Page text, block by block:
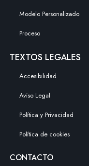
Modelo Personalizado
Proceso
TEXTOS LEGALES
Accesibilidad
Aviso Legal
Política y Privacidad
Política de cookies
CONTACTO